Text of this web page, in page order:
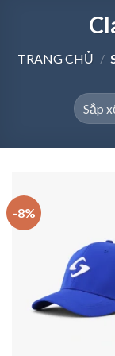
TRANG CHỦ /
-8%